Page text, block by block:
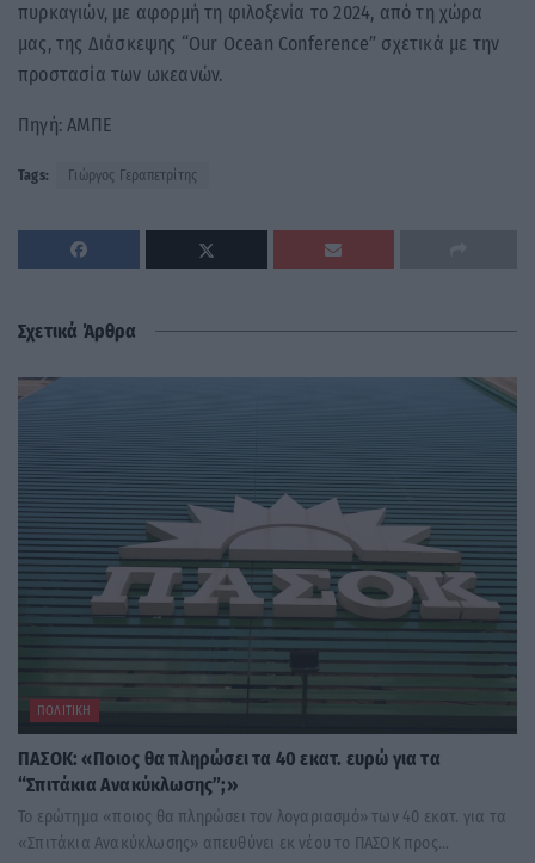
πυρκαγιών, με αφορμή τη φιλοξενία το 2024, από τη χώρα
μας, της Διάσκεψης “Our Ocean Conference” σχετικά με την
προστασία των ωκεανών.
Πηγή: ΑΜΠΕ
Tags: Γιώργος Γεραπετρίτης
Σχετικά Άρθρα
ΠΟΛΙΤΙΚΉ
ΠΑΣΟΚ: «Ποιος θα πληρώσει τα 40 εκατ. ευρώ για τα
“Σπιτάκια Ανακύκλωσης”;»
Το ερώτημα «ποιος θα πληρώσει τον λογαριασμό» των 40 εκατ. για τα
«Σπιτάκια Ανακύκλωσης» απευθύνει εκ νέου το ΠΑΣΟΚ προς...